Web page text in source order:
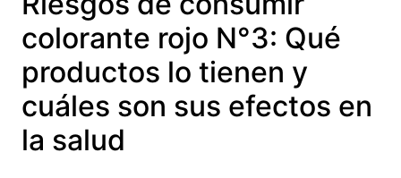
colorante rojo N°3: Qué
productos lo tienen y
cuáles son sus efectos en
la salud